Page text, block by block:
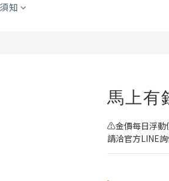
知
馬上有
⚠️金價每日浮動
請洽官方LINE